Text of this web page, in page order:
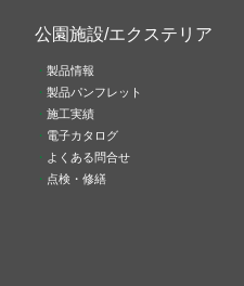
公園施設/エクステリア
製品情報
製品パンフレット
施工実績
電子カタログ
よくある問合せ
点検・修繕